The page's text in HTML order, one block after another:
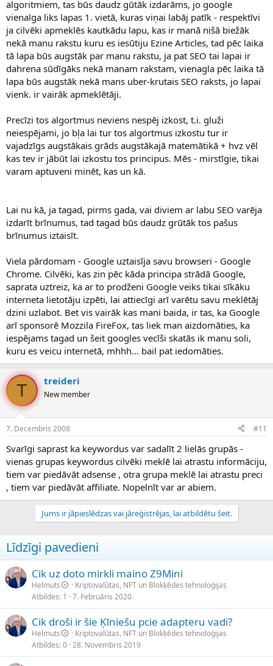
algoritmiem, tas būs daudz gūtāk izdarāms, jo google
vienalga liks lapas 1. vietā, kuras viņai labāj patīk - respektīvi
ja cilvēki apmeklēs kautkādu lapu, kas ir manā nišā biežāk
nekā manu rakstu kuru es iesūtiju Ezine Articles, tad pēc laika
tā lapa būs augstāk par manu rakstu, ja pat SEO tai lapai ir
dahrena sūdīgāks nekā manam rakstam, vienagla pēc laika tā
lapa būs augstāk nekā mans uber-krutais SEO raksts, jo lapai
vienk. ir vairāk apmeklētāji.
Precīzi tos algortmus neviens nespēj izkost, t.i. gluži
neiespējami, jo bļa lai tur tos algortmus izkostu tur ir
vajadzīgs augstākais grāds augstākajā matemātikā + hvz vēl
kas tev ir jābūt lai izkostu tos principus. Mēs - mirstīgie, tikai
varam aptuveni minēt, kas un kā.
Lai nu kā, ja tagad, pirms gada, vai diviem ar labu SEO varēja
izdarīt brīnumus, tad tagad būs daudz grūtāk tos pašus
brīnumus iztaisīt.
Viela pārdomam - Google uztaisīja savu browseri - Google
Chrome. Cilvēki, kas zin pēc kāda principa strādā Google,
saprata uztreiz, ka ar to prodženi Google veiks tikai sīkāku
interneta lietotāju izpēti, lai attiecīgi arī varētu savu meklētāj
dzini uzlabot. Bet vis vairāk kas mani baida, ir tas, ka Google
arī sponsorē Mozzila FireFox, tas liek man aizdomāties, ka
iespējams tagad un šeit googles vecīši skatās ik manu soli,
kuru es veicu internetā, mhhh... bail pat iedomāties.
T treideri
New member
7. Decembris 2008 #11
Svarīgi saprast ka keywordus var sadalīt 2 lielās grupās -
vienas grupas keywordus cilvēki meklē lai atrastu informāciju,
tiem var piedāvāt adsense , otra grupa meklē lai atrastu preci
, tiem var piedāvāt affiliate. Nopelnīt var ar abiem.
Jums ir jāpieslēdzas vai jāreģistrējas, lai atbildētu šeit.
Līdzīgi pavedieni
Cik uz doto mirkli maino Z9Mini
Helmuts
Kriptovalūtas, NFT un Blokķēdes tehnoloģijas
Atbildes 1 7. Februāris 2020
Cik droši ir šie Ķīniešu pcie adapteru vadi?
Helmuts
Kriptovalūtas, NFT un Blokķēdes tehnoloģijas
Atbildes 0 28. Novembris 2019